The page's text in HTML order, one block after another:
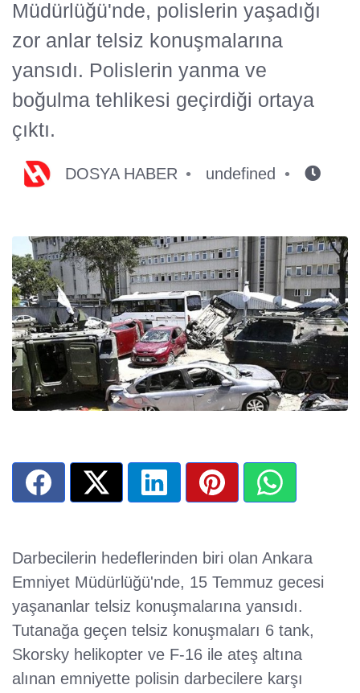
Müdürlüğü'nde, polislerin yaşadığı
zor anlar telsiz konuşmalarına
yansıdı. Polislerin yanma ve
boğulma tehlikesi geçirdiği ortaya
çıktı.
DOSYA HABER undefined
Darbecilerin hedeflerinden biri olan Ankara
Emniyet Müdürlüğü'nde, 15 Temmuz gecesi
yaşananlar telsiz konuşmalarına yansıdı.
Tutanağa geçen telsiz konuşmaları 6 tank,
Skorsky helikopter ve F-16 ile ateş altına
alınan emniyette polisin darbecilere karşı